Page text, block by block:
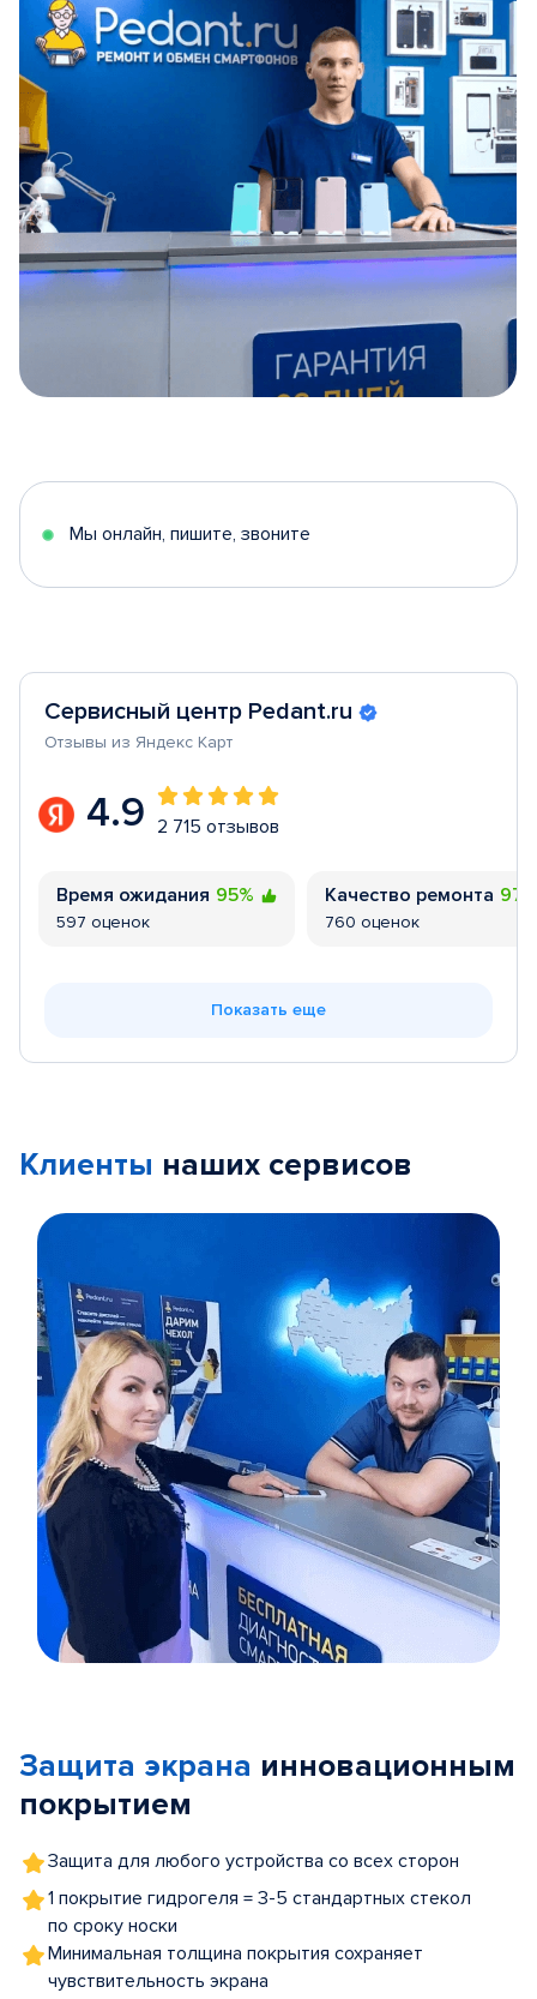
5
Мы онлайн, пишите, звоните
Сервисный центр Pedant.ru
Отзывы из Яндекс Карт
4.9 2 715 отзывов
Время ожидания 95%
597 оценок
Качество ремонта
760 оценок
Показать еще
Клиенты наших сервисов
5
Защита экрана инновационным
покрытием
Защита для любого устройства со всех сторон
1 покрытие гидрогеля = 3-5 стандартных стекол
по сроку носки
Минимальная толщина покрытия сохраняет
чувствительность экрана